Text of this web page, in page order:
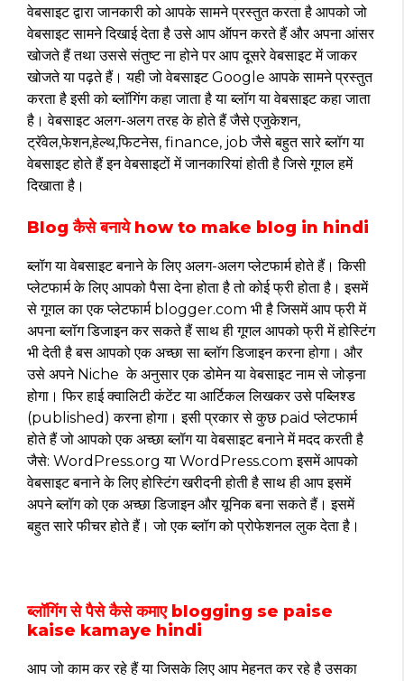
वेबसाइट द्वारा जानकारी को आपके सामने प्रस्तुत करता है आपको जो
वेबसाइट सामने दिखाई देता है उसे आप ऑपन करते हैं और अपना आंसर
खोजते हैं तथा उससे संतुष्ट ना होने पर आप दूसरे वेबसाइट में जाकर
खोजते या पढ़ते हैं। यही जो वेबसाइट Google आपके सामने प्रस्तुत
करता है इसी को ब्लॉगिंग कहा जाता है या ब्लॉग या वेबसाइट कहा जाता
है। वेबसाइट अलग-अलग तरह के होते हैं जैसे एजुकेशन,
ट्रॅवेल,फेशन,हेल्थ,फिटनेस, finance, job जैसे बहुत सारे ब्लॉग या
वेबसाइट होते हैं इन वेबसाइटों में जानकारियां होती है जिसे गूगल हमें
दिखाता है।
Blog कैसे बनाये how to make blog in hindi
ब्लॉग या वेबसाइट बनाने के लिए अलग-अलग प्लेटफार्म होते हैं। किसी
प्लेटफार्म के लिए आपको पैसा देना होता है तो कोई फ्री होता है। इसमें
से गूगल का एक प्लेटफार्म blogger.com भी है जिसमें आप फ्री में
अपना ब्लॉग डिजाइन कर सकते हैं साथ ही गूगल आपको फ्री में होस्टिंग
भी देती है बस आपको एक अच्छा सा ब्लॉग डिजाइन करना होगा। और
उसे अपने Niche के अनुसार एक डोमेन या वेबसाइट नाम से जोड़ना
होगा। फिर हाई क्वालिटी कंटेंट या आर्टिकल लिखकर उसे पब्लिश्ड
(published) करना होगा। इसी प्रकार से कुछ paid प्लेटफार्म
होते हैं जो आपको एक अच्छा ब्लॉग या वेबसाइट बनाने में मदद करती है
जैसे: WordPress.org या WordPress.com इसमें आपको
वेबसाइट बनाने के लिए होस्टिंग खरीदनी होती है साथ ही आप इसमें
अपने ब्लॉग को एक अच्छा डिजाइन और यूनिक बना सकते हैं। इसमें
बहुत सारे फीचर होते हैं। जो एक ब्लॉग को प्रोफेशनल लुक देता है।
ब्लॉगिंग से पैसे कैसे कमाए blogging se paise
kaise kamaye hindi
आप जो काम कर रहे हैं या जिसके लिए आप मेहनत कर रहे है उसका